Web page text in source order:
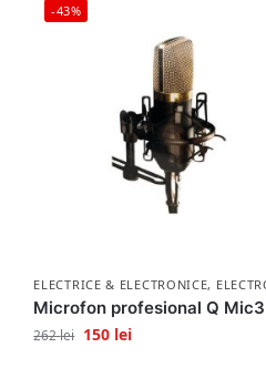
-43%
ELECTRICE & ELECTRONICE,
Microfon profesional Q Mic3
262lei 150 lei